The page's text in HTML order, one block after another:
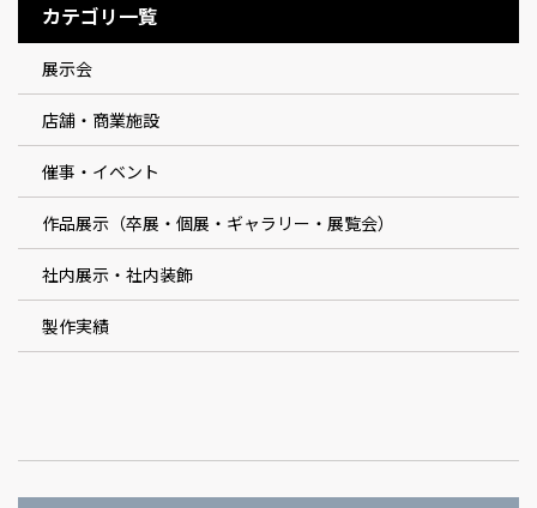
カテゴリ一覧
展示会
店舗・商業施設
催事・イベント
作品展示（卒展・個展・ギャラリー・展覧会）
社内展示・社内装飾
製作実績